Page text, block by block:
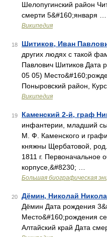
Шелопугинский район
смерти 5&#160;января …
Википедия
18 Шитиков, Иван
других людях с такой
Павлович Шитиков Дата
05 05)
Поныровский район,
Википедия
19 Каменский 2-й, граф
инфантерии, младший
М. Ф. Каменского и
княжны Щербатовой,
1811 г. Первоначальное
корпусе,&#8230; …
Большая биографическая
20 Дёмин, Николай
Дёмин Дата рождения
Место&#160;рождения
Алтайский край Дата